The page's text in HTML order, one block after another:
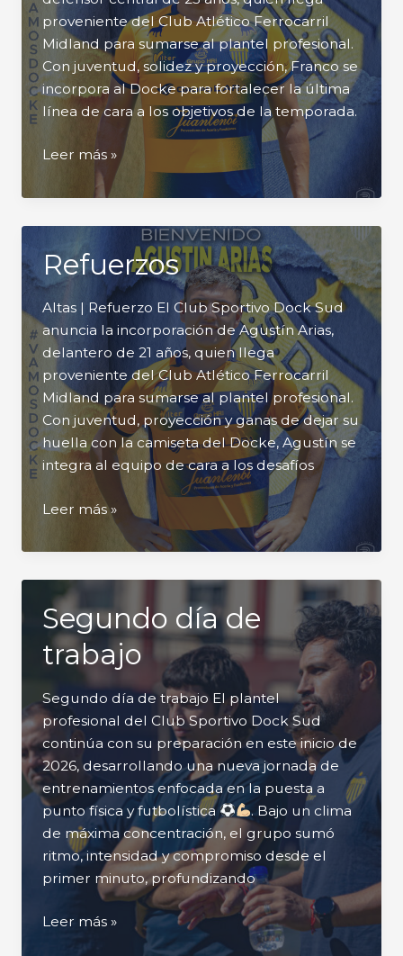
proveniente del Club Atlético Ferrocarril
Midland para sumarse al plantel profesional.
Con juventud, solidez y proyección, Franco se
incorpora al Docke para fortalecer la última
línea de cara a los objetivos de la temporada.
Refuerzos
Leer más »
Refuerzos
Altas | Refuerzo El Club Sportivo Dock Sud
anuncia la incorporación de Agustín Arias,
delantero de 21 años, quien llega
proveniente del Club Atlético Ferrocarril
Midland para sumarse al plantel profesional.
Con juventud, proyección y ganas de dejar su
huella con la camiseta del Docke, Agustín se
integra al equipo de cara a los desafíos
Refuerzos
Leer más »
Segundo día de
trabajo
Segundo día de trabajo El plantel
profesional del Club Sportivo Dock Sud
continúa con su preparación en este inicio de
2026, desarrollando una nueva jornada de
entrenamientos enfocada en la puesta a
punto física y futbolística
. Bajo un clima
de máxima concentración, el grupo sumó
ritmo, intensidad y compromiso desde el
primer minuto, profundizando
Segundo
Leer más »